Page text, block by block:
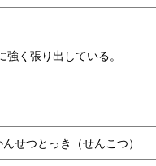
く張り出している。
せつとっき（せんこつ）